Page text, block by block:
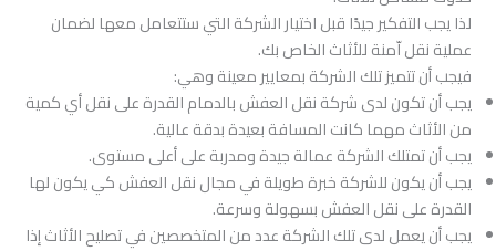
لذا يجب التفكير جيدًا قبل اختيار الشركة التي ستتعامل معها لضمان
عملية نقل اّمنة للأثاث الخاص بك.
فيجب أن تتميز تلك الشركة بمعايير معينة وهي:
يجب أن تكون لدى شركة نقل العفش بالدمام القدرة على نقل أي كمية
من الأثاث مهما كانت المسافة بعيدة بدقة عالية.
يجب أن تمتلك الشركة عمالة جيدة ومدربة على أعلى مستوى.
يجب أن يكون للشركة خبرة طويلة في مجال نقل العفش كي يكون لها
القدرة على نقل العفش بسهولة وسرعة.
يجب أن يعمل لدى تلك الشركة عدد من المتخصصين في تصليح الأثاث إذا